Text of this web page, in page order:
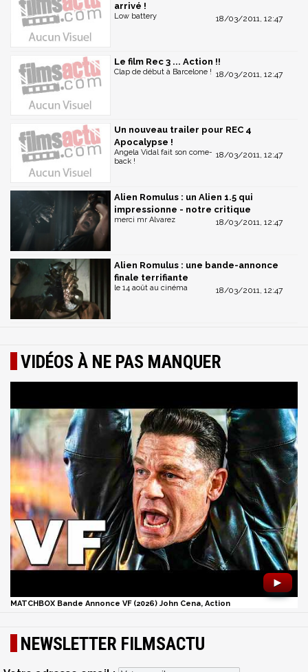
arrivé !
18/03/2011, 12:47
Low battery
Le film Rec 3 ... Action !!
18/03/2011, 12:47
Clap de début à Barcelone !
Un nouveau trailer pour REC 4
Apocalypse !
18/03/2011, 12:47
Angela Vidal fait son come-
back !
Alien Romulus : un Alien 1.5 qui
impressionne - notre critique
18/03/2011, 12:47
merci mr Alvarez
Alien Romulus : une bande-annonce
finale terrifiante
18/03/2011, 12:47
le 14 août au cinéma
VIDÉOS À NE PAS MANQUER
►
MATCHBOX Bande Annonce VF (2026) John Cena, Action
NEWSLETTER FILMSACTU